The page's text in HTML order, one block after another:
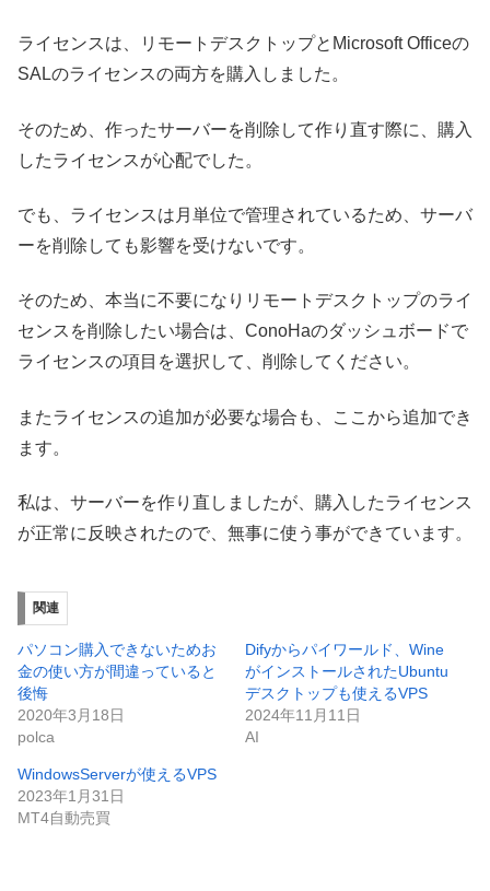
ライセンスは、リモートデスクトップとMicrosoft Officeの
SALのライセンスの両方を購入しました。
そのため、作ったサーバーを削除して作り直す際に、購入
したライセンスが心配でした。
でも、ライセンスは月単位で管理されているため、サーバ
ーを削除しても影響を受けないです。
そのため、本当に不要になりリモートデスクトップのライ
センスを削除したい場合は、ConoHaのダッシュボードで
ライセンスの項目を選択して、削除してください。
またライセンスの追加が必要な場合も、ここから追加でき
ます。
私は、サーバーを作り直しましたが、購入したライセンス
が正常に反映されたので、無事に使う事ができています。
関連
パソコン購入できないためお
金の使い方が間違っていると
後悔
2020年3月18日
polca
Difyからパイワールド、Wine
がインストールされたUbuntu
デスクトップも使えるVPS
2024年11月11日
AI
WindowsServerが使えるVPS
2023年1月31日
MT4自動売買